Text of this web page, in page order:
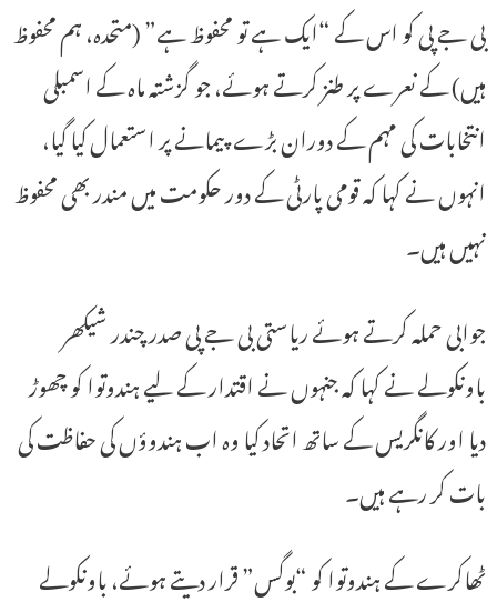
بی جے پی کو اس کے “ایک ہے تو محفوظ ہے” (متحدہ، ہم محفوظ
ہیں) کے نعرے پر طنز کرتے ہوئے، جو گزشتہ ماہ کے اسمبلی
انتخابات کی مہم کے دوران بڑے پیمانے پر استعمال کیا گیا،
انہوں نے کہا کہ قومی پارٹی کے دور حکومت میں مندر بھی محفوظ
نہیں ہیں۔
جوابی حملہ کرتے ہوئے ریاستی بی جے پی صدر چندر شیکھر
باونکولے نے کہا کہ جنہوں نے اقتدار کے لیے ہندوتوا کو چھوڑ
دیا اور کانگریس کے ساتھ اتحاد کیا وہ اب ہندوؤں کی حفاظت کی
بات کر رہے ہیں۔
ٹھاکرے کے ہندوتوا کو “بوگس” قرار دیتے ہوئے، باونکولے